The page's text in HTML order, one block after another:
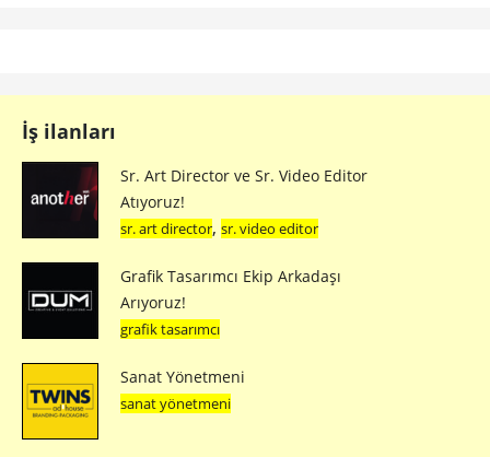
İş ilanları
Sr. Art Director ve Sr. Video Editor
Atıyoruz!
sr. art director, sr. video editor
Grafik Tasarımcı Ekip Arkadaşı
Arıyoruz!
grafik tasarımcı
Sanat Yönetmeni
sanat yönetmeni